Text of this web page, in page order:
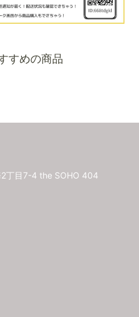
すめの商品
丁目7-4 the SOHO 404